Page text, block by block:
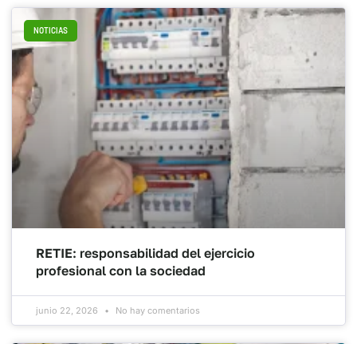
NOTICIAS
RETIE: responsabilidad del ejercicio
profesional con la sociedad
junio 22, 2026 No hay comentarios